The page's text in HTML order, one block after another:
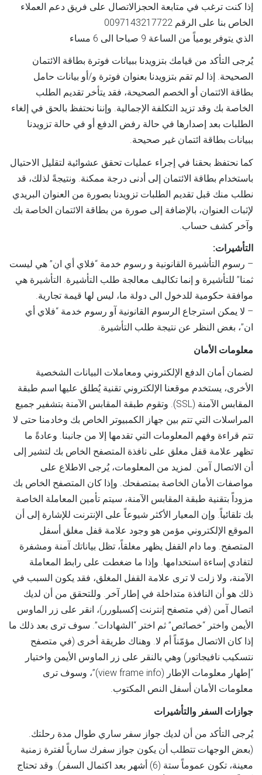
إذا كنت ترغب في متابعة الحجزالاتصال على فريق دعم العملاء
الخاص بنا على الرقم 0097143217722
الذي يتوفر يومياً من الساعة 9 صباحا الى 6 مساء
يُرجى التأكد من قيامك بتزويدنا ببيانات فوترة بطاقة الائتمان
الصحيحة. إذا لم تقم بتزويدنا بعنوان فوترة و/أو بيانات حامل
بطاقة الائتمان أو الخصم الصحيحة، فقد يتأخر تقديم الطلب
الخاصة بك وقد تزيد التكلفة الإجمالية. وإننا نحتفظ بالحق في إلغاء
الطلبات بعد إصدارها في حالة رفض الدفع أو في حالة تزويدنا
ببيانات بطاقة ائتمان غير صحيحة.
كما نحتفظ بحقنا في إجراء عمليات تحقق عشوائية لتقليل الاحتيال
باستخدام بطاقة الائتمان إلى أدنى درجة ممكنة. ونتيجةً لذلك، قد
نطلب منك قبل تقديم الطلبات تزويدنا بصورة من العنوان البريدي
لإثبات العنوان، بالإضافة إلى صورة من بطاقة الائتمان الخاصة بك
وآخر كشف حساب.
التأشيرات:
– رسوم التأشيرة القانونية و رسوم خدمة “فلاي أي ان” هي ليست
ثمنا” للتأشيرة و إنما تكاليف معالجة طلب التأشيرة. التأشيرة هي
موافقة حكومية للدخول الى دولة ما، ليس لها قيمة تجارية.
– لا يمكن استرجاع الرسوم القانونية آو رسوم خدمة “فلاي أي
ان”، بغض النظر عن نتيجة طلب التأشيرة.
معلومات الأمان
لضمان أمان الدفع الإلكتروني ومعاملات البيانات الشخصية
الأخرى، يستخدم موقعنا الإلكتروني تقنية يُطلق عليها اسم طبقة
المقابس الآمنة (SSL). وتقوم طبقة المقابس الآمنة بتشفير جميع
المراسلات التي تتم بين جهاز الكمبيوتر الخاص بك وخادمنا حتى لا
تتم قراءة وفهم المعلومات التي تقدمها إلا من جانبنا. وعادةً ما
تظهر علامة قفل مغلق على نافذة المتصفح الخاص بك لتشير إلى
أن الاتصال آمن. لمزيد من المعلومات، يُرجى الاطلاع على
مواصفات الأمان الخاصة بمتصفحك. وإذا كان المتصفح الخاص بك
مزوداً بتقنية طبقة المقابس الآمنة، سيتم تأمين المعاملة الخاصة
بك تلقائياً. وإن المعيار الأكثر شيوعاً على الإنترنت للإشارة إلى أن
الموقع الإلكتروني مؤمن هو وجود علامة قفل مغلق أسفل
المتصفح. وما دام القفل يظهر مغلقاً، تظل بياناتك آمنة ومشفرة
لتفادي إساءة استخدامها. وإذا ما ضغطت على رابط المعاملة
الآمنة، ولا زلت لا ترى علامة القفل المغلق، فقد يكون السبب في
ذلك هو أن النافذة متداخلة في إطار آخر. وللتحقق من أن لديك
اتصال آمن (في متصفح إنترنت إكسبلورر)، انقر على زر الماوس
الأيمن واختر “خصائص” ثم اختر “الشهادات”. سوف ترى بعد ذلك ما
إذا كان الاتصال مؤمّناً أم لا. وهناك طريقة أخرى (في متصفح
نتسكيب نافيجاتور) وهي بالنقر على زر الماوس الأيمن واختيار
“إطهار معلومات الإطار (view frame info)”، وسوف ترى
معلومات الأمان أسفل النص المكتوب.
جوازات السفر والتأشيرات
يُرجى التأكد من أن لديك جواز سفر ساري طوال مدة رحلتك.
(بعض الوجهات تتطلب أن يكون جواز سفرك سارياً لفترة زمنية
معينة، تكون عموماً ستة (6) أشهر بعد اكتمال السفر). وقد تحتاج